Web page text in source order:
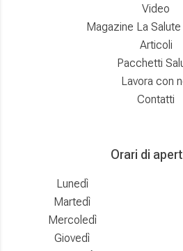
Video
Magazine La
Articoli
Pacchetti
Lavora con
Contatti
Orari di
Lunedì
Martedì
Mercoledì
Giovedì